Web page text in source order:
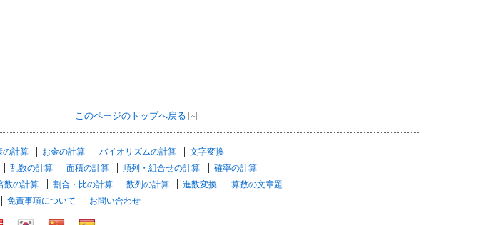
このページのトップへ戻る
の計算 お金の計算 バイオリズムの計算
文字変換
乱数の計算 面積の計算 順列・組合せの計算
確率の計算
数の計算 割合・比の計算 数列の計算 進数変換
算数の文章題
免責事項について お問い合わせ